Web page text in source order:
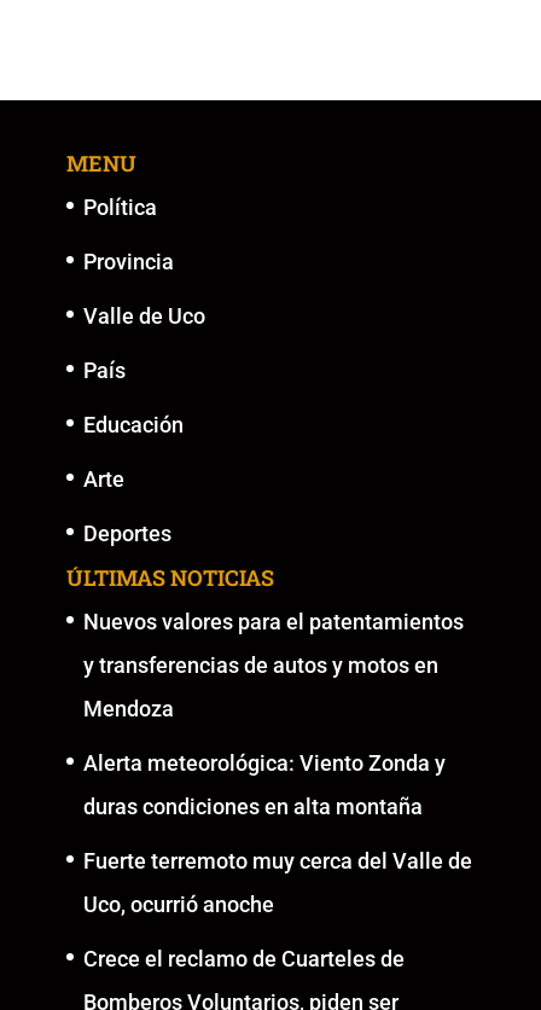
MENU
Política
Provincia
Valle de Uco
País
Educación
Arte
Deportes
ÚLTIMAS NOTICIAS
Nuevos valores para el patentamientos
y transferencias de autos y motos en
Mendoza
Alerta meteorológica: Viento Zonda y
duras condiciones en alta montaña
Fuerte terremoto muy cerca del Valle de
Uco, ocurrió anoche
Crece el reclamo de Cuarteles de
Bomberos Voluntarios, piden ser